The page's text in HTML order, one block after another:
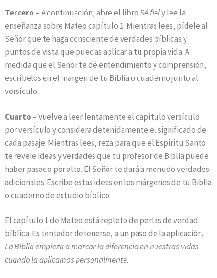
Tercero – A continuación, abre el libroSé fiely lee la
enseñanza sobre Mateo capítulo 1. Mientras lees, pídele al
Señor que te haga consciente de verdades bíblicas y
puntos de vista que puedas aplicar a tu propia vida. A
medida que el Señor te dé entendimiento y comprensión,
escríbelos en el margen de tu Biblia o cuaderno junto al
versículo.
Cuarto – Vuelve a leer lentamente el capítulo versículo
por versículo y considera detenidamente el significado de
cada pasaje. Mientras lees, reza para que el Espíritu Santo
te revele ideas y verdades que tu profesor de Biblia puede
haber pasado por alto. El Señor te dará a menudo verdades
adicionales. Escribe estas ideas en los márgenes de tu Biblia
o cuaderno de estudio bíblico.
El capítulo 1 de Mateo está repleto de perlas de verdad
bíblica. Es tentador detenerse, a un paso de la aplicación.
La Biblia empieza a marcar la diferencia en nuestras vidas
cuando la aplicamos personalmente.